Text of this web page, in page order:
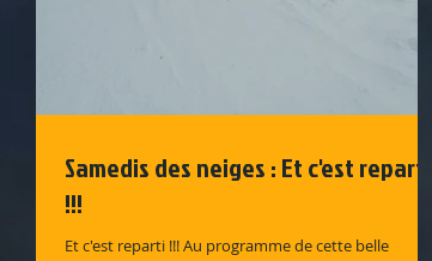
Samedis des neiges : Et c'est reparti
!!!
Et c'est reparti !!! Au programme de cette belle